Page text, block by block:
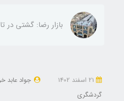
بازار رضا: گشتی در
جواد عابد
گردشگری